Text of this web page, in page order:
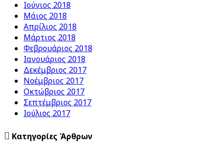
Ιούνιος 2018
Μάιος 2018
Απρίλιος 2018
Μάρτιος 2018
Φεβρουάριος 2018
Ιανουάριος 2018
Δεκέμβριος 2017
Νοέμβριος 2017
Οκτώβριος 2017
Σεπτέμβριος 2017
Ιούλιος 2017
 Κατηγορίες Άρθρων